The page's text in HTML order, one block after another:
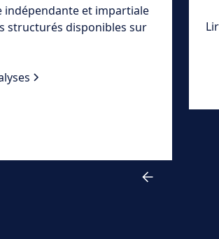
indépendante et impartiale
structurés disponibles sur